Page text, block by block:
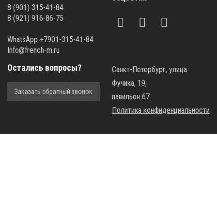
8 (901) 315-41-84
8 (921) 916-86-75
WhatsApp +7901-315-41-84
Info@french-m.ru
Остались вопросы?
Заказать обратный звонок
Санкт-Петербург, улица
Фучика, 19,
павильон 67
Политика конфиденциальности